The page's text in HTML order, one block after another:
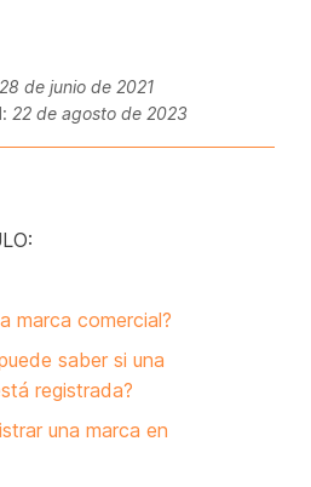
28 de junio de 2021
22 de agosto de 2023
marca comercial?
saber si una
registrada?
una marca en